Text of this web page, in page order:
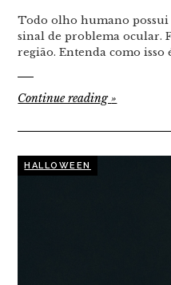
Todo olho humano possui
sinal de problema ocular.
região. Entenda como isso
Continue reading»
HALLOWEEN